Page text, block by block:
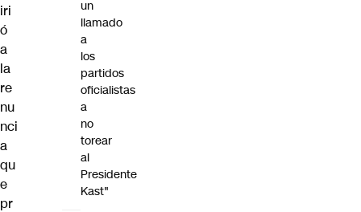
iri
ó
a
la
re
nu
nci
a
qu
e
pr
un
llamado
a
los
partidos
oficialistas
a
no
torear
al
Presidente
Kast"